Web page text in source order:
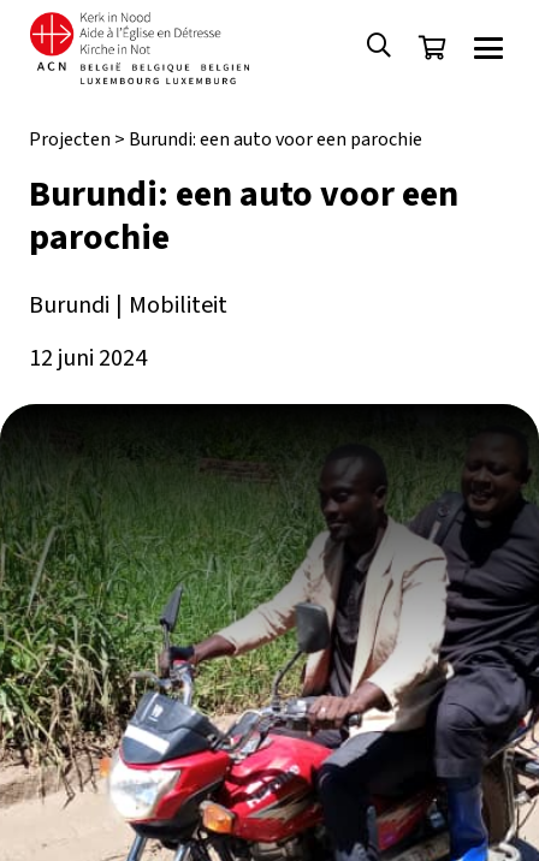
Projecten > Burundi: een auto voor een parochie
Burundi: een auto voor een
parochie
Burundi | Mobiliteit
12 juni 2024